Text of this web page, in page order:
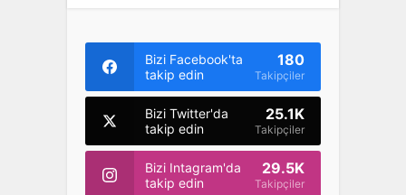
Bizi Facebook'ta
takip edin
180
Takipçiler
Bizi Twitter'da
takip edin
25.1K
Takipçiler
Bizi Intagram'da
takip edin
29.5K
Takipçiler